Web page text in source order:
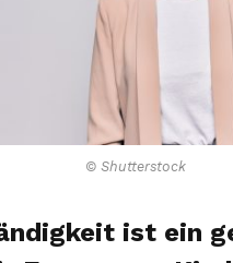
© Shutterstock
ist ein